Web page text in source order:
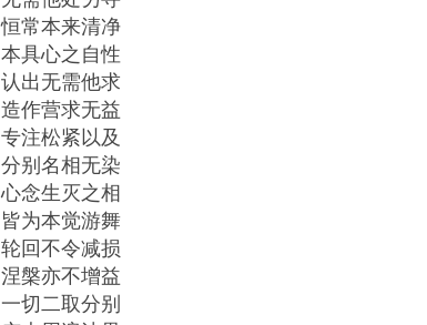
恒常本来清净
本具心之自性
认出无需他求
造作营求无益
专注松紧以及
分别名相无染
心念生灭之相
皆为本觉游舞
轮回不令减损
涅槃亦不增益
一切二取分别